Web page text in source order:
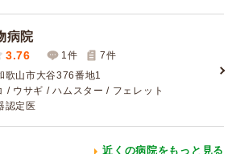
病院
3.76 1件 7件
歌山市大谷376番地1
/ ウサギ / ハムスター / フェレット
認定医
近くの病院をもっと見る